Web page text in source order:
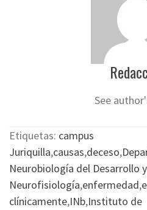
See
Etiquetas: campus
Juriquilla,causas,deceso,
Neurobiología del Desarrollo y
Neurofisiología,enfermedad,
clínicamente,INb,Instituto de